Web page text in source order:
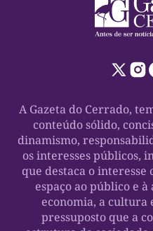
A Gazeta do Cerrado,
conteúdo sólido,
dinamismo,
os interesses públicos,
que destaca o
espaço ao público e
economia, a cultura
pressuposto que a